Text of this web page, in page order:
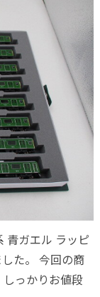
青ガエル ラッピ
た。 今回の商
っかりお値段